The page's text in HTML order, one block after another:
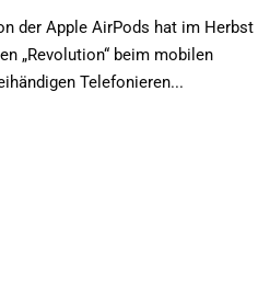
der Apple AirPods hat im Herbst
„Revolution“ beim mobilen
Telefonieren...